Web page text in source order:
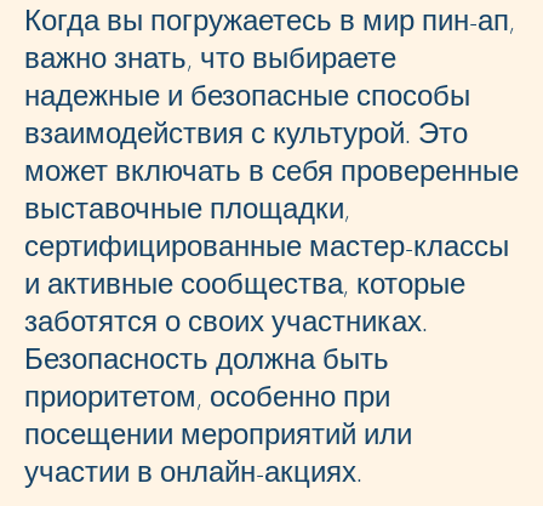
Когда вы погружаетесь в мир пин-ап,
важно знать, что выбираете
надежные и безопасные способы
взаимодействия с культурой. Это
может включать в себя проверенные
выставочные площадки,
сертифицированные мастер-классы
и активные сообщества, которые
заботятся о своих участниках.
Безопасность должна быть
приоритетом, особенно при
посещении мероприятий или
участии в онлайн-акциях.